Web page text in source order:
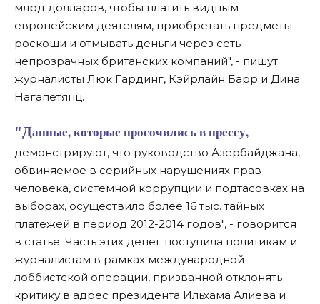
млрд долларов, чтобы платить видным
европейским деятелям, приобретать предметы
роскоши и отмывать деньги через сеть
непрозрачных британских компаний", - пишут
журналисты Люк Гардинг, Кэйрлайн Барр и Дина
Нагапетянц.
"Данные, которые просочились в прессу,
демонстрируют, что руководство Азербайджана,
обвиняемое в серийных нарушениях прав
человека, системной коррупции и подтасовках на
выборах, осуществило более 16 тыс. тайных
платежей в период 2012-2014 годов", - говорится
в статье. Часть этих денег поступила политикам и
журналистам в рамках международной
лоббистской операции, призванной отклонять
критику в адрес президента Ильхама Алиева и